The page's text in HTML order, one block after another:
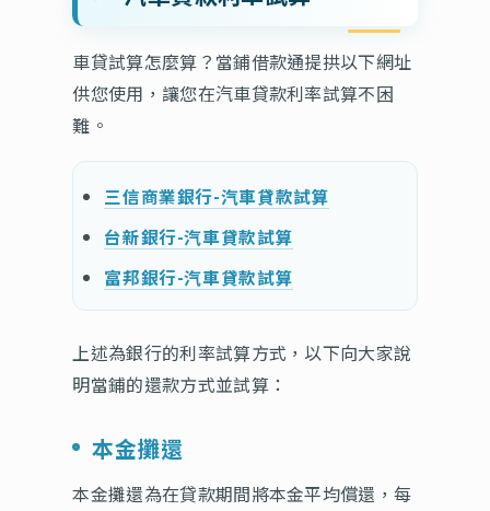
車貸試算怎麼算？當鋪借款通提拱以下網址
供您使用，讓您在汽車貸款利率試算不困
難。
三信商業銀行-汽車貸款試算
台新銀行-汽車貸款試算
富邦銀行-汽車貸款試算
上述為銀行的利率試算方式，以下向大家說
明當鋪的還款方式並試算：
本金攤還
本金攤還為在貸款期間將本金平均償還，每